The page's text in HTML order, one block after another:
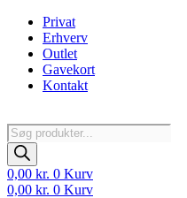
Videre
indhold
Privat
Erhverv
Outlet
Gavekort
Kontakt
Products
search
0,00 kr. 0 Kurv
0,00 kr. 0 Kurv